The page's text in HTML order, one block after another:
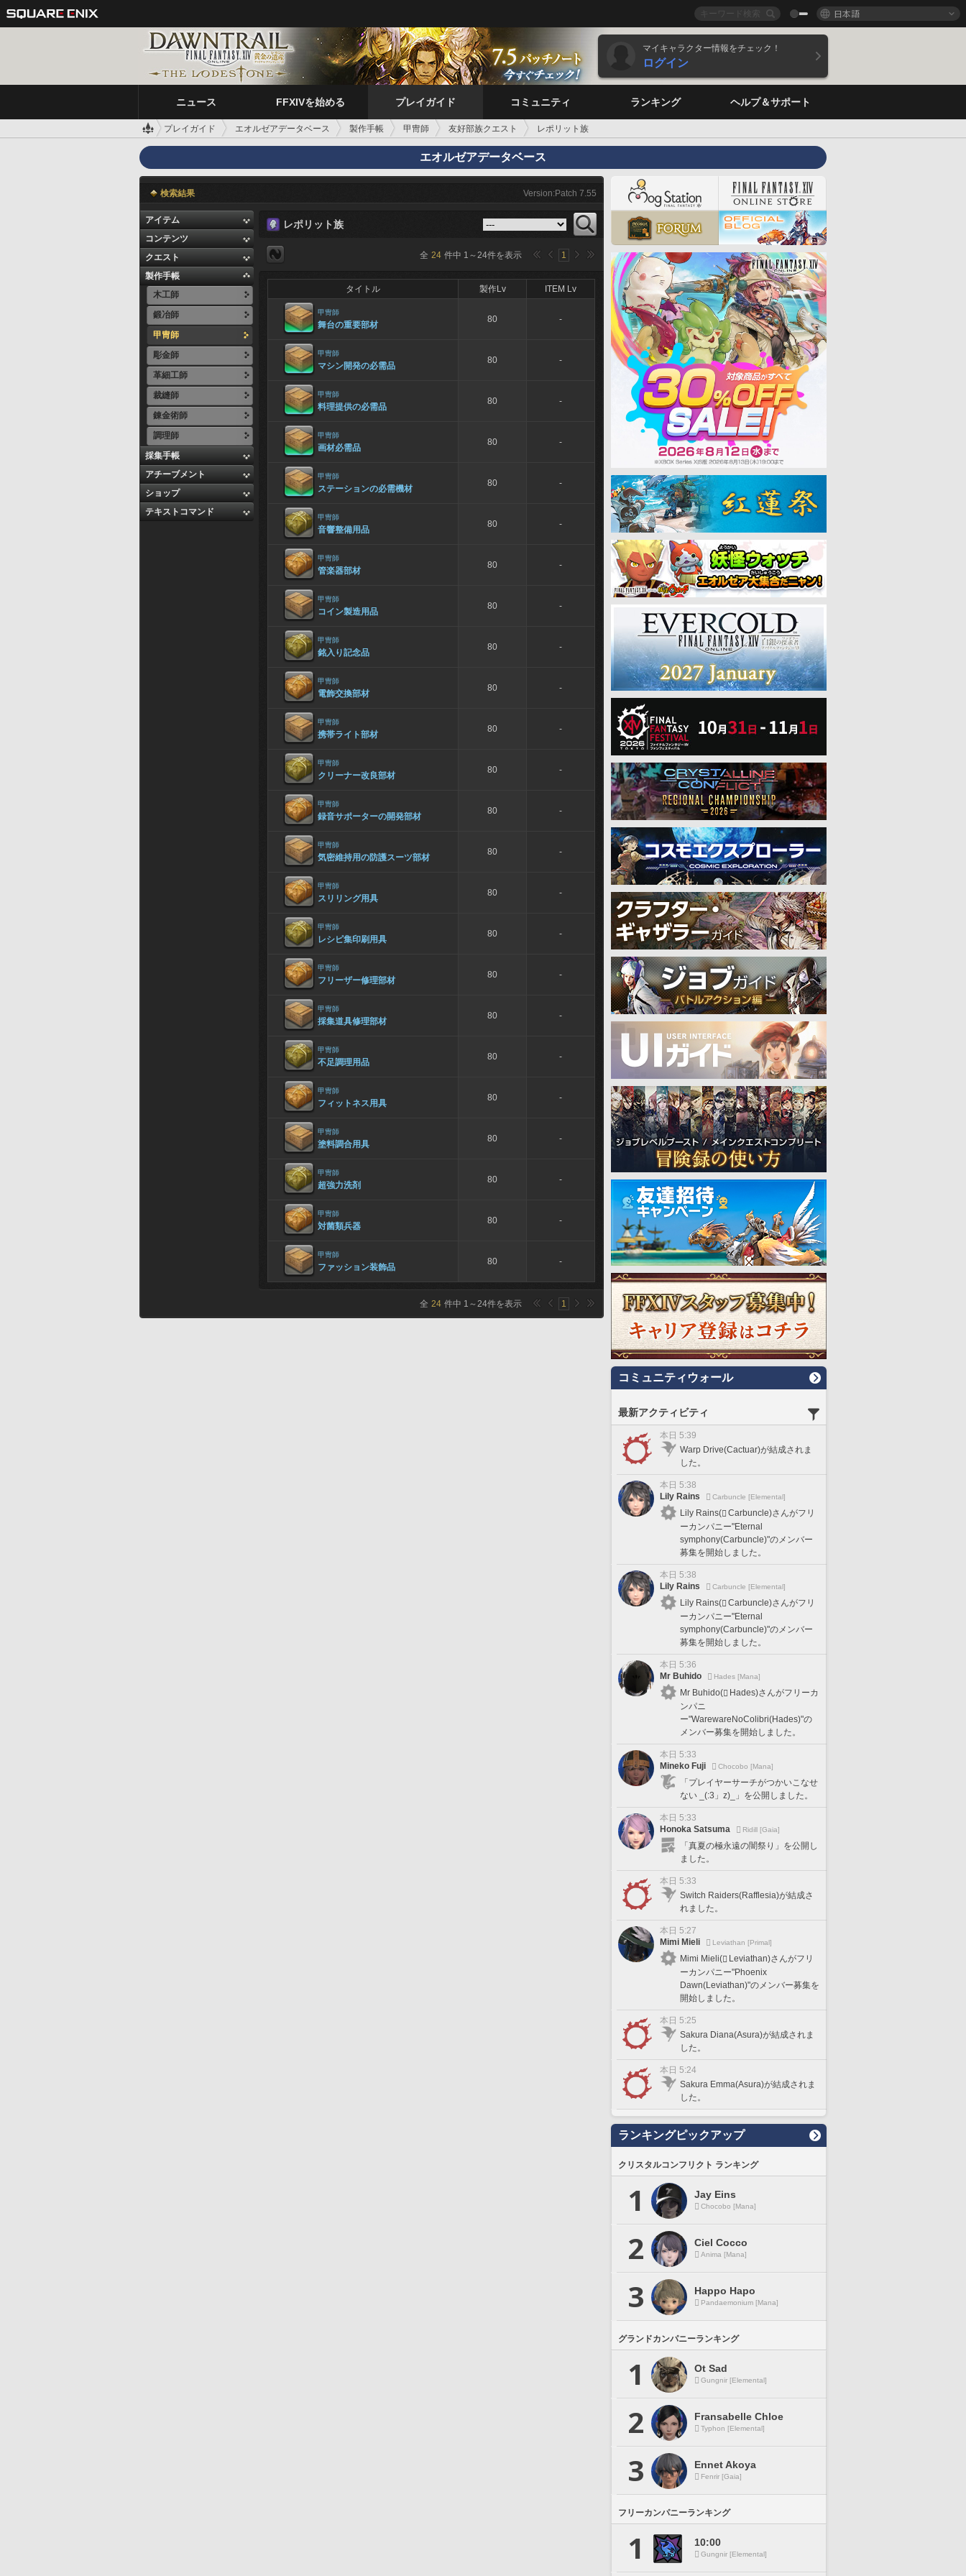
日本語
マイキャラクター情報をチェック！
ログイン
ニュース FFXIVを始める プレイガイド コミュニティ ランキング ヘルプ＆サポート
プレイガイド エオルゼアデータベース 製作手帳 甲冑師 友好部族クエスト レポリット族
エオルゼアデータベース
検索結果 Version:Patch 7.55
アイテム
コンテンツ
クエスト
製作手帳
木工師
鍛冶師
甲冑師
彫金師
革細工師
裁縫師
錬金術師
調理師
採集手帳
アチーブメント
ショップ
テキストコマンド
レポリット族
全 24 件中 1 ～24件を表示 1
タイトル 製作Lv ITEM Lv
甲冑師
舞台の重要部材
80 -
甲冑師
マシン開発の必需品
80 -
甲冑師
料理提供の必需品
80 -
甲冑師
画材必需品
80 -
甲冑師
ステーションの必需機材
80 -
甲冑師
音響整備用品
80 -
甲冑師
管楽器部材
80 -
甲冑師
コイン製造用品
80 -
甲冑師
銘入り記念品
80 -
甲冑師
電飾交換部材
80 -
甲冑師
携帯ライト部材
80 -
甲冑師
クリーナー改良部材
80 -
甲冑師
録音サポーターの開発部材
80 -
甲冑師
気密維持用の防護スーツ部材
80 -
甲冑師
スリリング用具
80 -
甲冑師
レシピ集印刷用具
80 -
甲冑師
フリーザー修理部材
80 -
甲冑師
採集道具修理部材
80 -
甲冑師
不足調理用品
80 -
甲冑師
フィットネス用具
80 -
甲冑師
塗料調合用具
80 -
甲冑師
超強力洗剤
80 -
甲冑師
対菌類兵器
80 -
甲冑師
ファッション装飾品
80 -
全 24 件中 1 ～24件を表示 1
コミュニティウォール
最新アクティビティ
本日 5:39
Warp Drive(Cactuar)が結成されま
した。
本日 5:38
Lily Rains
Carbuncle [Elemental]
Lily Rains(
Carbuncle)さんがフリ
ーカンパニー"Eternal
symphony(Carbuncle)"のメンバー
募集を開始しました。
本日 5:38
Lily Rains
Carbuncle [Elemental]
Lily Rains(
Carbuncle)さんがフリ
ーカンパニー"Eternal
symphony(Carbuncle)"のメンバー
募集を開始しました。
本日 5:36
Mr Buhido
Hades [Mana]
Mr Buhido(
Hades)さんがフリーカ
ンパニ
ー"WarewareNoColibri(Hades)"の
メンバー募集を開始しました。
本日 5:33
Mineko Fuji
Chocobo [Mana]
「プレイヤーサーチがつかいこなせ
ない _(:3」z)_」を公開しました。
本日 5:33
Honoka Satsuma
Ridill [Gaia]
「真夏の極永遠の闇祭り」を公開し
ました。
本日 5:33
Switch Raiders(Rafflesia)が結成さ
れました。
本日 5:27
Mimi Mieli
Leviathan [Primal]
Mimi Mieli(
Leviathan)さんがフリ
ーカンパニー"Phoenix
Dawn(Leviathan)"のメンバー募集を
開始しました。
本日 5:25
Sakura Diana(Asura)が結成されま
した。
本日 5:24
Sakura Emma(Asura)が結成されま
した。
ランキングピックアップ
クリスタルコンフリクト ランキング
1 Jay Eins
Chocobo [Mana]
2 Ciel Cocco
Anima [Mana]
3 Happo Hapo
Pandaemonium [Mana]
グランドカンパニーランキング
1 Ot Sad
Gungnir [Elemental]
2 Fransabelle Chloe
Typhon [Elemental]
3 Ennet Akoya
Fenrir [Gaia]
フリーカンパニーランキング
1 10:00
Gungnir [Elemental]